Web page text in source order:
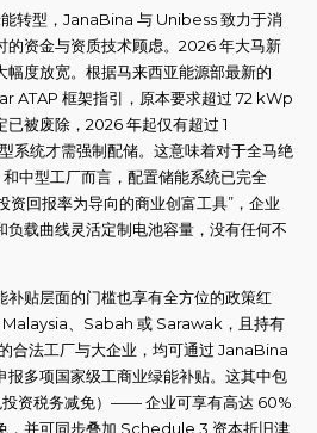
转型，JanaBina 与 Unibess 致力于消
的资金与资质技术顾虑。2026 年大马新
幅度放宽。根据马来西亚能源部最新的
ATAP 框架指引，原本要求超过 72 kWp
被废除，2026 年起仅有超过 1
系统才需强制配储。这意味着对于全马绝
中型工厂而言，配置储能系统已完全
资回报率为导向的商业创富工具”，企业
负载曲线灵活定制电池容量，没有任何不
补贴层面的门槛也享有全方位的政策红
、Sabah 或 Sarawak，且持有
合法工厂与大企业，均可通过 JanaBina
报多项国家级工商业绿能补贴。这其中包
投资税务减免）—— 企业可享有高达 60%
，并可同步叠加 Schedule 3 资本折旧津